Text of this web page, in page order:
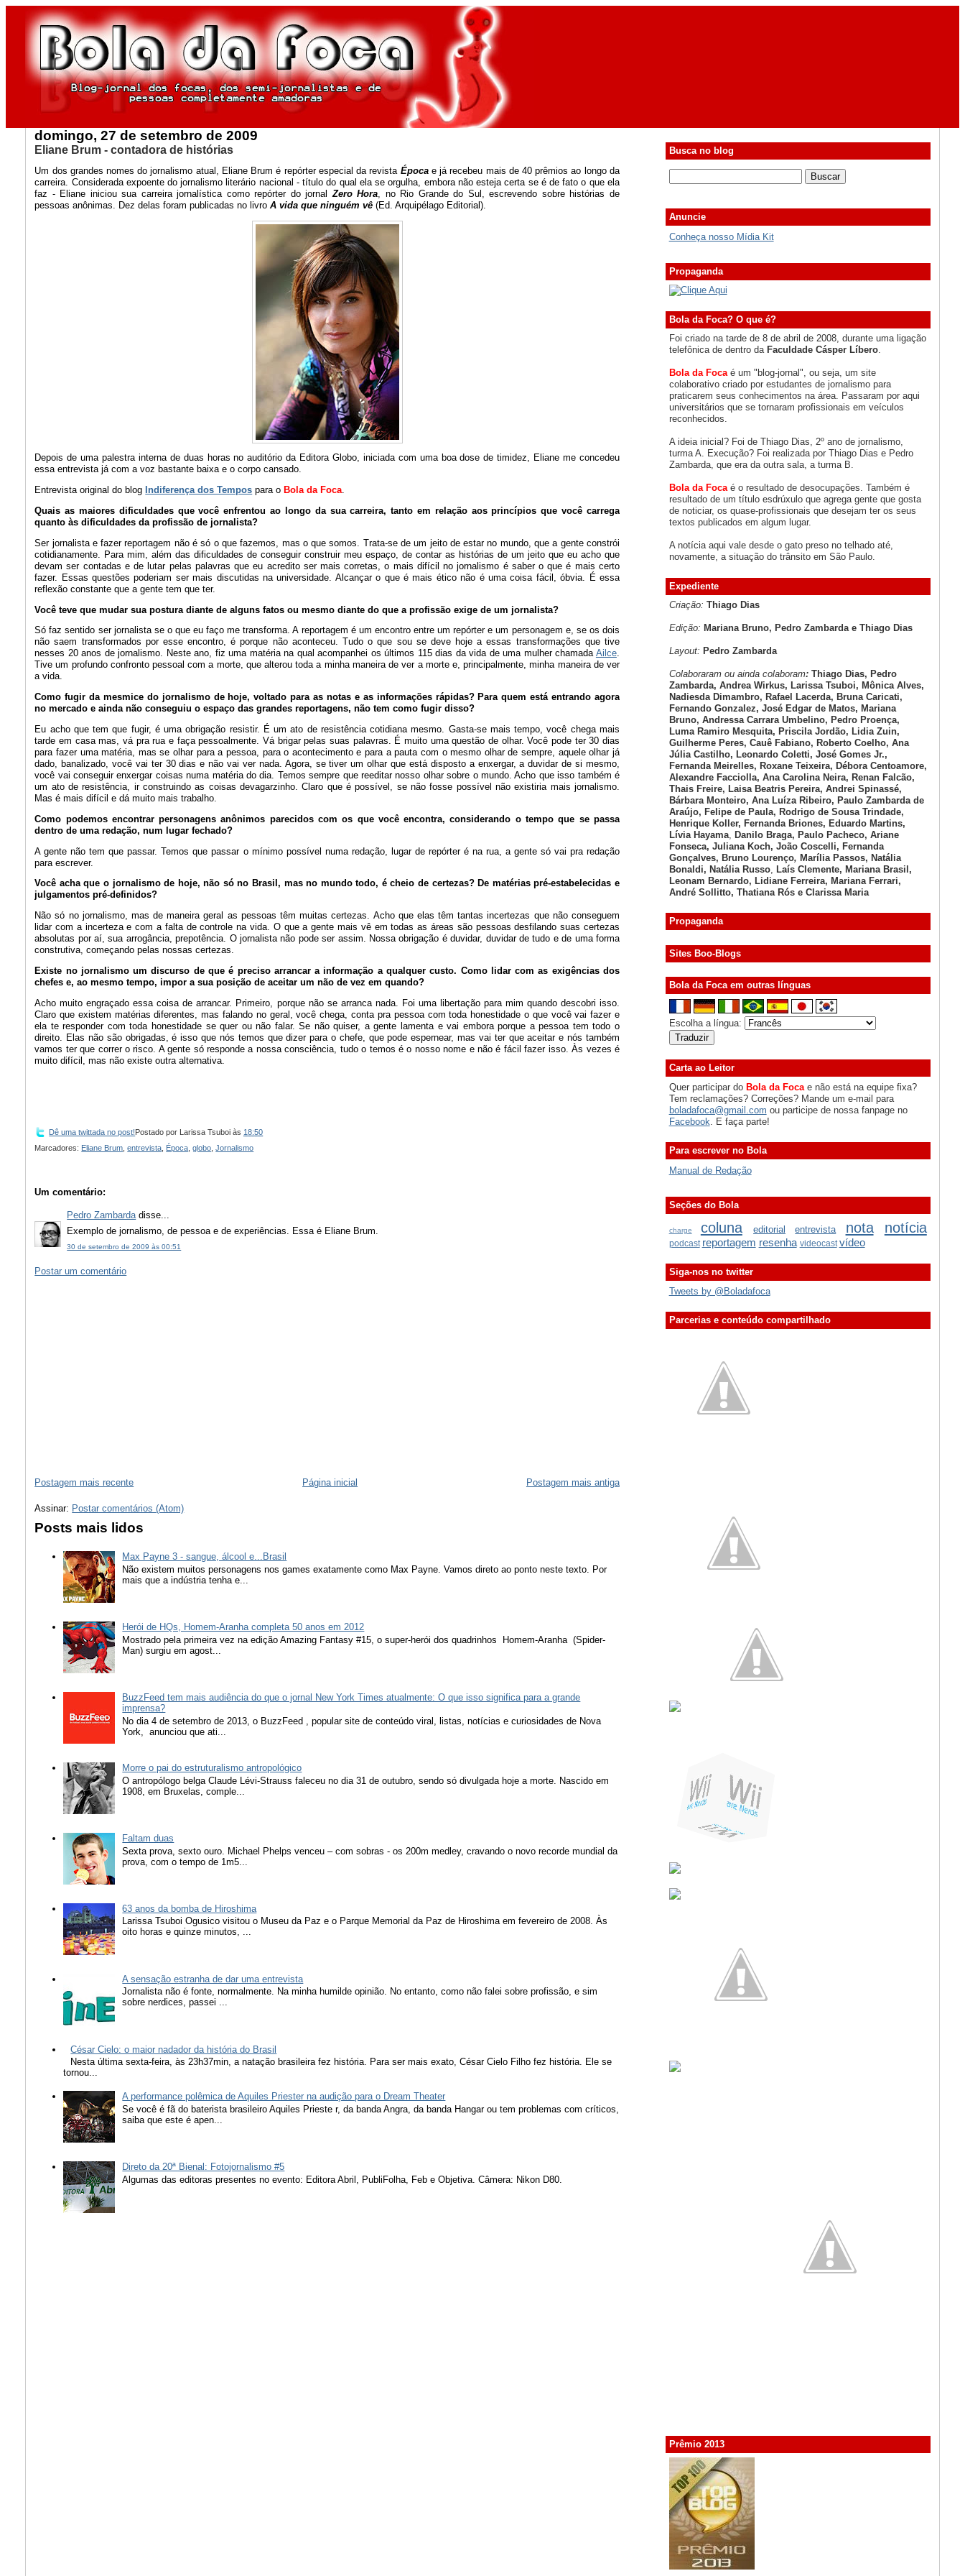
domingo, 27 de setembro de 2009
Eliane Brum - contadora de histórias
Um dos grandes nomes do jornalismo atual, Eliane Brum é repórter especial da revista Época e já recebeu mais de 40 prêmios ao longo da
carreira. Considerada expoente do jornalismo literário nacional - título do qual ela se orgulha, embora não esteja certa se é de fato o que ela
faz - Eliane iniciou sua carreira jornalística como repórter do jornal Zero Hora , no Rio Grande do Sul, escrevendo sobre histórias de
pessoas anônimas. Dez delas foram publicadas no livroA vida que ninguém vê (Ed. Arquipélago Editorial).
Depois de uma palestra interna de duas horas no auditório da Editora Globo, iniciada com uma boa dose de timidez, Eliane me concedeu
essa entrevista já com a voz bastante baixa e o corpo cansado.
Entrevista original do blog Indiferença dos Tempos para o Bola da Foca.
Quais as maiores dificuldades que você enfrentou ao longo da sua carreira, tanto em relação aos princípios que você carrega
quanto às dificuldades da profissão de jornalista?
Ser jornalista e fazer reportagem não é só o que fazemos, mas o que somos. Trata-se de um jeito de estar no mundo, que a gente constrói
cotidianamente. Para mim, além das dificuldades de conseguir construir meu espaço, de contar as histórias de um jeito que eu acho que
devam ser contadas e de lutar pelas palavras que eu acredito ser mais corretas, o mais difícil no jornalismo é saber o que é mais certo
fazer. Essas questões poderiam ser mais discutidas na universidade. Alcançar o que é mais ético não é uma coisa fácil, óbvia. É essa
reflexão constante que a gente tem que ter.
Você teve que mudar sua postura diante de alguns fatos ou mesmo diante do que a profissão exige de um jornalista?
Só faz sentido ser jornalista se o que eu faço me transforma. A reportagem é um encontro entre um repórter e um personagem e, se os dois
não saem transformados por esse encontro, é porque não aconteceu. Tudo o que sou se deve hoje a essas transformações que tive
nesses 20 anos de jornalismo. Neste ano, fiz uma matéria na qual acompanhei os últimos 115 dias da vida de uma mulher chamada Ailce.
Tive um profundo confronto pessoal com a morte, que alterou toda a minha maneira de ver a morte e, principalmente, minha maneira de ver
a vida.
Como fugir da mesmice do jornalismo de hoje, voltado para as notas e as informações rápidas? Para quem está entrando agora
no mercado e ainda não conseguiu o espaço das grandes reportagens, não tem como fugir disso?
Eu acho que tem que fugir, é uma obrigação resistir. É um ato de resistência cotidiana mesmo. Gasta-se mais tempo, você chega mais
tarde em casa mas, vá pra rua e faça pessoalmente. Vá brigar pelas suas palavras. É muito uma questão de olhar. Você pode ter 30 dias
para fazer uma matéria, mas se olhar para a pessoa, para o acontecimento e para a pauta com o mesmo olhar de sempre, aquele olhar já
dado, banalizado, você vai ter 30 dias e não vai ver nada. Agora, se tiver um olhar que está disposto a enxergar, a duvidar de si mesmo,
você vai conseguir enxergar coisas numa matéria do dia. Temos sempre que reeditar nosso olhar sobre o mundo. Acho que isso também é
um ato de resistência, ir construindo as coisas devagarzinho. Claro que é possível, se não fosse possível não existiria mais jornalismo.
Mas é mais difícil e dá muito mais trabalho.
Como podemos encontrar personagens anônimos parecidos com os que você encontra, considerando o tempo que se passa
dentro de uma redação, num lugar fechado?
A gente não tem que passar. Temos que passar o mínimo possível numa redação, lugar de repórter é na rua, a gente só vai pra redação
para escrever.
Você acha que o jornalismo de hoje, não só no Brasil, mas no mundo todo, é cheio de certezas? De matérias pré-estabelecidas e
julgamentos pré-definidos?
Não só no jornalismo, mas de maneira geral as pessoas têm muitas certezas. Acho que elas têm tantas incertezas que não conseguem
lidar com a incerteza e com a falta de controle na vida. O que a gente mais vê em todas as áreas são pessoas desfilando suas certezas
absolutas por aí, sua arrogância, prepotência. O jornalista não pode ser assim. Nossa obrigação é duvidar, duvidar de tudo e de uma forma
construtiva, começando pelas nossas certezas.
Existe no jornalismo um discurso de que é preciso arrancar a informação a qualquer custo. Como lidar com as exigências dos
chefes e, ao mesmo tempo, impor a sua posição de aceitar um não de vez em quando?
Acho muito engraçado essa coisa de arrancar. Primeiro, porque não se arranca nada. Foi uma libertação para mim quando descobri isso.
Claro que existem matérias diferentes, mas falando no geral, você chega, conta pra pessoa com toda honestidade o que você vai fazer e
ela te responder com toda honestidade se quer ou não falar. Se não quiser, a gente lamenta e vai embora porque a pessoa tem todo o
direito. Elas não são obrigadas, é isso que nós temos que dizer para o chefe, que pode espernear, mas vai ter que aceitar e nós também
vamos ter que correr o risco. A gente só responde a nossa consciência, tudo o temos é o nosso nome e não é fácil fazer isso. Às vezes é
muito difícil, mas não existe outra alternativa.
Dê uma twittada no post!Postado por Larissa Tsuboi às 18:50
Marcadores: Eliane Brum ,entrevista Época ,globo ,Jornalismo
Um comentário:
Pedro Zambarda disse...
Exemplo de jornalismo, de pessoa e de experiências. Essa é Eliane Brum.
30 de setembro de 2009 às 00:51
Postar um comentário
Postagem mais recente Postagem mais antiga
Página inicial
Assinar: Postar comentários (Atom)
Posts mais lidos
Max Payne 3 - sangue, álcool e...Brasil
Não existem muitos personagens nos games exatamente como Max Payne. Vamos direto ao ponto neste texto. Por
mais que a indústria tenha e...
Herói de HQs, Homem-Aranha completa 50 anos em 2012
Mostrado pela primeira vez na edição Amazing Fantasy #15, o super-herói dos quadrinhos Homem-Aranha (Spider-
Man) surgiu em agost...
BuzzFeed tem mais audiência do que o jornal New York Times atualmente: O que isso significa para a grande
imprensa?
No dia 4 de setembro de 2013, o BuzzFeed , popular site de conteúdo viral, listas, notícias e curiosidades de Nova
York, anunciou que ati...
Morre o pai do estruturalismo antropológico
O antropólogo belga Claude Lévi-Strauss faleceu no dia 31 de outubro, sendo só divulgada hoje a morte. Nascido em
1908, em Bruxelas, comple...
Faltam duas
Sexta prova, sexto ouro. Michael Phelps venceu – com sobras - os 200m medley, cravando o novo recorde mundial da
prova, com o tempo de 1m5...
63 anos da bomba de Hiroshima
Larissa Tsuboi Ogusico visitou o Museu da Paz e o Parque Memorial da Paz de Hiroshima em fevereiro de 2008. Às
oito horas e quinze minutos, ...
A sensação estranha de dar uma entrevista
Jornalista não é fonte, normalmente. Na minha humilde opinião. No entanto, como não falei sobre profissão, e sim
sobre nerdices, passei ...
César Cielo: o maior nadador da história do Brasil
Nesta última sexta-feira, às 23h37min, a natação brasileira fez história. Para ser mais exato, César Cielo Filho fez história. Ele se
tornou...
A performance polêmica de Aquiles Priester na audição para o Dream Theater
Se você é fã do baterista brasileiro Aquiles Prieste r, da banda Angra, da banda Hangar ou tem problemas com críticos,
saiba que este é apen...
Direto da 20ª Bienal: Fotojornalismo #5
Algumas das editoras presentes no evento: Editora Abril, PubliFolha, Feb e Objetiva. Câmera: Nikon D80.
Busca no blog
Anuncie
Conheça nosso Mídia Kit
Propaganda
Bola da Foca? O que é?
Foi criado na tarde de 8 de abril de 2008, durante uma ligação
telefônica de dentro da Faculdade Cásper Líbero.
Bola da Foca é um "blog-jornal", ou seja, um site
colaborativo criado por estudantes de jornalismo para
praticarem seus conhecimentos na área. Passaram por aqui
universitários que se tornaram profissionais em veículos
reconhecidos.
A ideia inicial? Foi de Thiago Dias, 2º ano de jornalismo,
turma A. Execução? Foi realizada por Thiago Dias e Pedro
Zambarda, que era da outra sala, a turma B.
Bola da Focaé o resultado de desocupações. Também é
resultado de um título esdrúxulo que agrega gente que gosta
de noticiar, os quase-profissionais que desejam ter os seus
textos publicados em algum lugar.
A notícia aqui vale desde o gato preso no telhado até,
novamente, a situação do trânsito em São Paulo.
Expediente
Criação: Thiago Dias
Edição: Mariana Bruno, Pedro Zambarda e Thiago Dias
Layout: Pedro Zambarda
Colaboraram ou ainda colaboram: Thiago Dias, Pedro
Zambarda, Andrea Wirkus, Larissa Tsuboi, Mônica Alves,
Nadiesda Dimambro, Rafael Lacerda, Bruna Caricati,
Fernando Gonzalez, José Edgar de Matos, Mariana
Bruno, Andressa Carrara Umbelino, Pedro Proença,
Luma Ramiro Mesquita, Priscila Jordão, Lidia Zuin,
Guilherme Peres, Cauê Fabiano, Roberto Coelho, Ana
Júlia Castilho, Leonardo Coletti, José Gomes Jr.,
Fernanda Meirelles, Roxane Teixeira, Débora Centoamore,
Alexandre Facciolla, Ana Carolina Neira, Renan Falcão,
Thais Freire, Laisa Beatris Pereira, Andrei Spinassé,
Bárbara Monteiro, Ana Luíza Ribeiro, Paulo Zambarda de
Araújo, Felipe de Paula, Rodrigo de Sousa Trindade,
Henrique Koller, Fernanda Briones, Eduardo Martins,
Lívia Hayama, Danilo Braga, Paulo Pacheco, Ariane
Fonseca, Juliana Koch, João Coscelli, Fernanda
Gonçalves, Bruno Lourenço, Marília Passos, Natália
Bonaldi, Natália Russo, Laís Clemente, Mariana Brasil,
Leonam Bernardo, Lidiane Ferreira, Mariana Ferrari,
André Sollitto, Thatiana Rós e Clarissa Maria
Propaganda
Sites Boo-Blogs
Bola da Foca em outras línguas
Escolha a língua:
Carta ao Leitor
Quer participar do Bola da Focae não está na equipe fixa?
Tem reclamações? Correções? Mande um e-mail para
boladafoca@gmail.com ou participe de nossa fanpage no
Facebook . E faça parte!
Para escrever no Bola
Manual de Redação
Seções do Bola
charge coluna editorial entrevista nota notícia
podcast reportagem resenha videocast vídeo
Siga-nos no twitter
Tweets by @Boladafoca
Parcerias e conteúdo compartilhado
Prêmio 2013